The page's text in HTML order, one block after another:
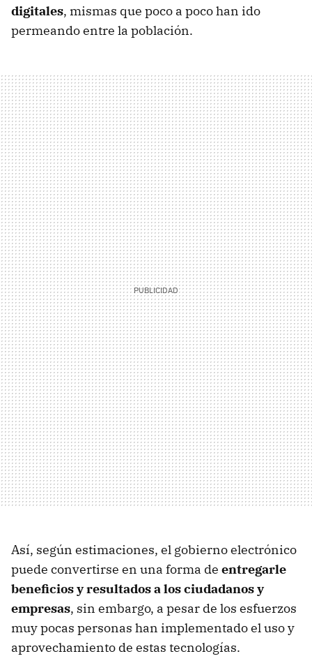
digitales, mismas que poco a poco han ido
permeando entre la población.
Así, según estimaciones, el gobierno electrónico
puede convertirse en una forma de entregarle
beneficios y resultados a los ciudadanos y
empresas, sin embargo, a pesar de los esfuerzos
muy pocas personas han implementado el uso y
aprovechamiento de estas tecnologías.